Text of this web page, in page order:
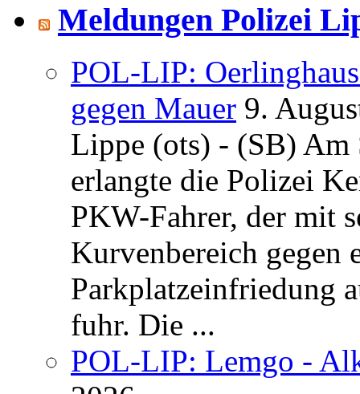
Meldungen Polizei
POL-LIP:
gegen Mauer 9.
Lippe (ots) - (SB) Am
erlangte die Polizei
PKW-Fahrer, der mit
Kurvenbereich gegen
Parkplatzeinfriedung
fuhr. Die ...
POL-LIP: Lemgo -